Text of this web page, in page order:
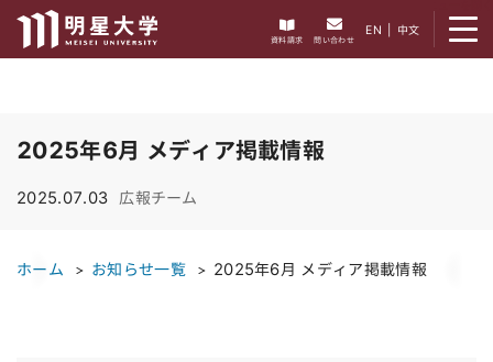
資料請求 問い合わせ
EN 中文
2025年6月 メディア掲載情報
2025.07.03 広報チーム
ホーム お知らせ一覧 2025年6月 メディア掲載情報